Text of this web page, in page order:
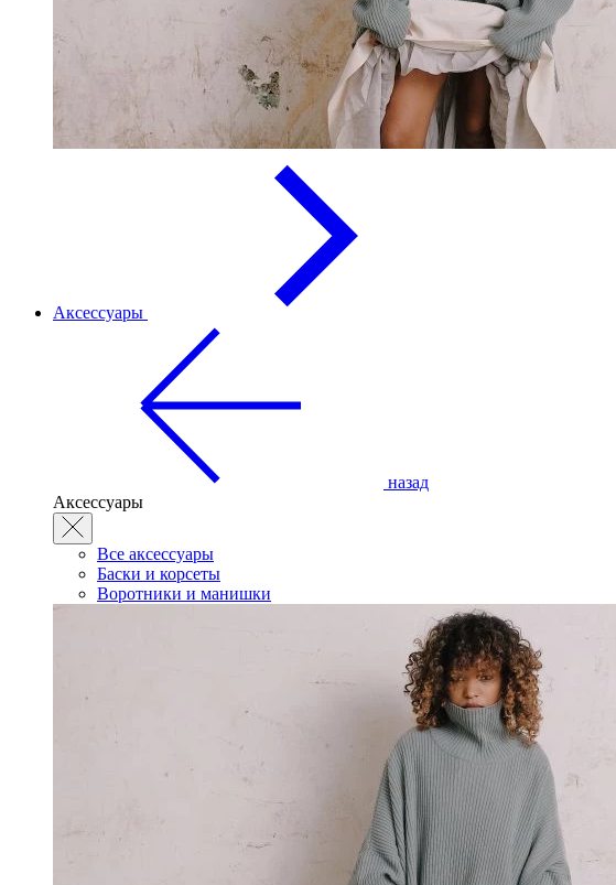
Аксессуары
назад
Аксессуары
Все аксессуары
Баски и корсеты
Воротники и манишки